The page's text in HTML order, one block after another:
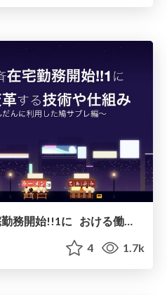
突然のグループ一斉在宅勤務開始!!1に おける働き方を変革する技術や仕組み
4 1.7k